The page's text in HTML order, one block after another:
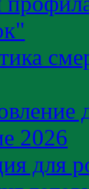
2026
для